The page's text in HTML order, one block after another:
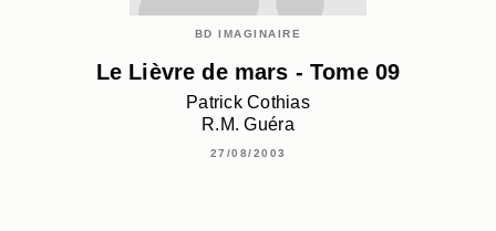
BD IMAGINAIRE
Le Lièvre de mars - Tome 09
Patrick Cothias
R.M. Guéra
27/08/2003